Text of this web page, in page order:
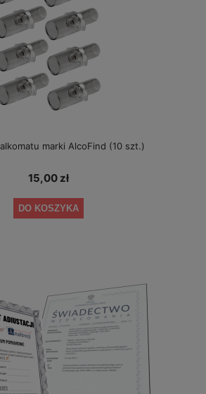
marki AlcoFind (10 szt.)
15,00 zł
DO KOSZYKA